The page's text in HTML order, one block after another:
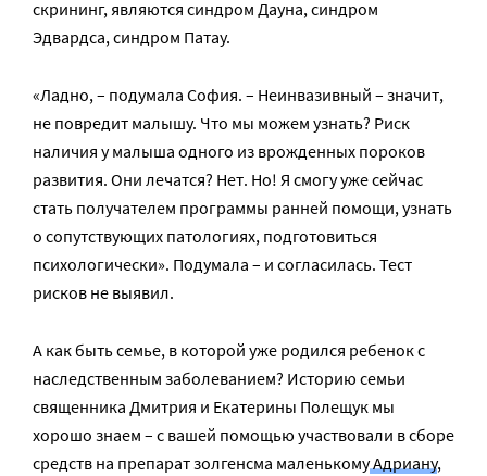
скрининг, являются синдром Дауна, синдром
Эдвардса, синдром Патау.
«Ладно, – подумала София. – Неинвазивный – значит,
не повредит малышу. Что мы можем узнать? Риск
наличия у малыша одного из врожденных пороков
развития. Они лечатся? Нет. Но! Я смогу уже сейчас
стать получателем программы ранней помощи, узнать
о сопутствующих патологиях, подготовиться
психологически». Подумала – и согласилась. Тест
рисков не выявил.
А как быть семье, в которой уже родился ребенок с
наследственным заболеванием? Историю семьи
священника Дмитрия и Екатерины Полещук мы
хорошо знаем – с вашей помощью участвовали в сборе
средств на препарат золгенсма маленькомуАдриану,